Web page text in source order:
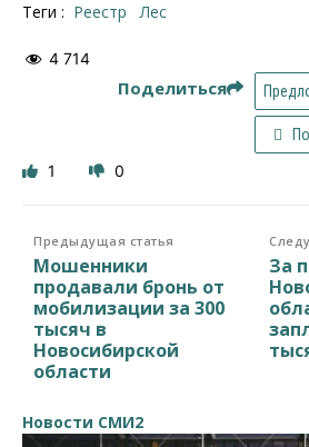
Теги : реестр лес
4 714
Поделиться
1 0
Предыдущая статья
Мошенники
продавали бронь от
мобилизации за 300
тысяч в
Новосибирской
области
За
Новости СМИ2